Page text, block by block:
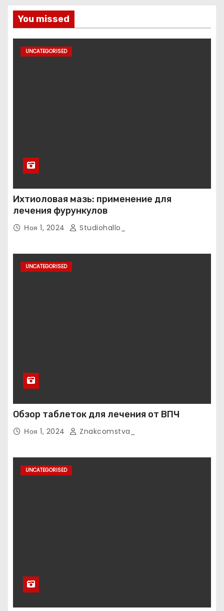
You missed
UNCATEGORISED
Ихтиоловая мазь: применение для
лечения фурункулов
Ноя 1, 2024 Studiohallo_
UNCATEGORISED
Обзор таблеток для лечения от ВПЧ
Ноя 1, 2024 Znakcomstva_
UNCATEGORISED